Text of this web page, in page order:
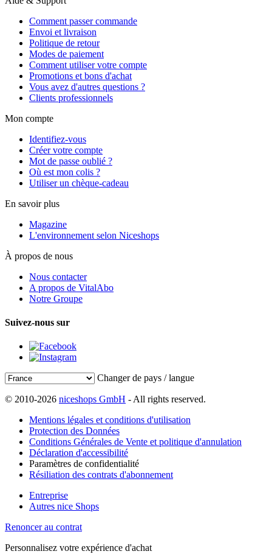
Comment passer commande
Envoi et livraison
Politique de retour
Modes de paiement
Comment utiliser votre compte
Promotions et bons d'achat
Vous avez d'autres questions ?
Clients professionnels
Mon compte
Identifiez-vous
Créer votre compte
Mot de passe oublié ?
Où est mon colis ?
Utiliser un chèque-cadeau
En savoir plus
Magazine
L'environnement selon Niceshops
À propos de nous
Nous contacter
A propos de VitalAbo
Notre Groupe
Suivez-nous sur
Changer de pays / langue
© 2010-2026 niceshops GmbH - All rights reserved.
Mentions légales et conditions d'utilisation
Protection des Données
Conditions Générales de Vente et politique d'annulation
Déclaration d'accessibilité
Paramètres de confidentialité
Résiliation des contrats d'abonnement
Entreprise
Autres nice Shops
Renoncer au contrat
Personnalisez votre expérience d'achat